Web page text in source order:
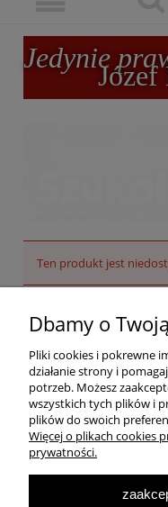
Jedynie
Ten produkt jest
Dbamy o
Pliki cookies i pokrewne
działanie strony i
potrzeb. Możesz
wszystkich tych plików i
plików do swoich
Więcej o plikach cookies
prywatności.